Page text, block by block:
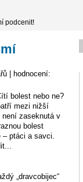
podcenit!
| hodnocení:
bolest nebo ne?
mezi nižší
zaseknutá v
bolest
– ptáci a savci.
„dravcobijec“